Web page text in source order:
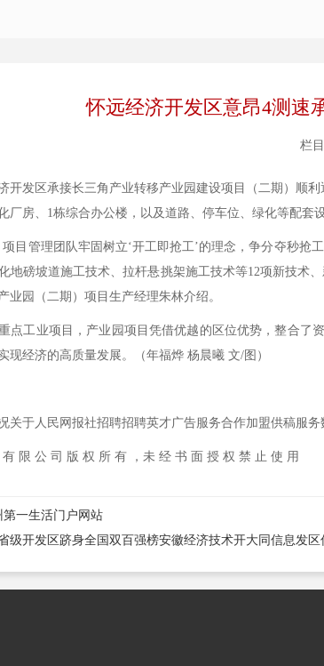
怀远经济开发区意昂4测速
栏
发区承接长三角产业转移产业园建设项目（二期）顺利
厂房、1栋综合办公楼，以及道路、停车位、绿化等配套设
管理团队牢固树立‘开工即抢工’的理念，争分夺秒抢
地磅坡道施工技术、拉杆悬挑架施工技术等12项新技术
业园（二期）项目生产经理朱林介绍。
工业项目，产业园项目凭借优越的区位优势，整合了
现经济的高质量发展。（年福烨 杨晨曦 文/图）
于人民网报社招聘招聘英才广告服务合作加盟供稿服务
限 公 司 版 权 所 有 ，未 经 书 面 授 权 禁 止 使 用
第一生活门户网站
级开发区跻身全国双百强榜安徽经济技术开大同信息发区